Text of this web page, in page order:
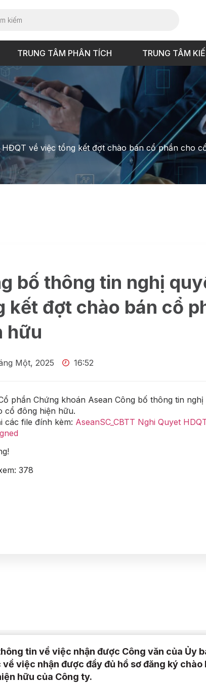
TRUNG TÂM PHÂN TÍCH TRUNG TÂM
về việc tổng kết đợt chào bán cổ phần cho
bố thông tin nghị
kết đợt chào bán cổ
hữu
Một, 2025 16:52
phần Chứng khoán Asean Công bố thông tin
cổ đông hiện hữu.
các file đính kèm: AseanSC_CBTT Nghi Quyet
378
tin về việc nhận được Công văn của Ủy
về việc nhận được đầy đủ hồ sơ đăng ký chào
hữu của Công ty.